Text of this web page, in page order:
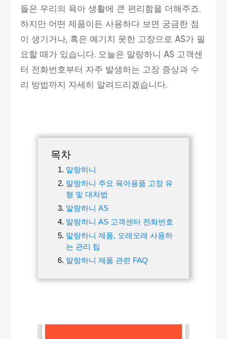
들은 우리의 육아 생활에 큰 편리함을 더해주죠.
하지만 어떤 제품이든 사용하다 보면 궁금한 점
이 생기거나, 혹은 예기치 못한 고장으로 AS가 필
요할 때가 있습니다. 오늘은 말랑하니 AS 고객센
터 전화번호부터 자주 발생하는 고장 증상과 수
리 방법까지 자세히 알려드리겠습니다.
목차
말랑하니
말랑하니 주요 육아용품 고장 유
형 및 대처법
말랑하니 AS
말랑하니 AS 고객센터 전화번호
말랑하니 제품, 오래오래 사용하
는 관리 팁
말랑하니 제품 관련 FAQ